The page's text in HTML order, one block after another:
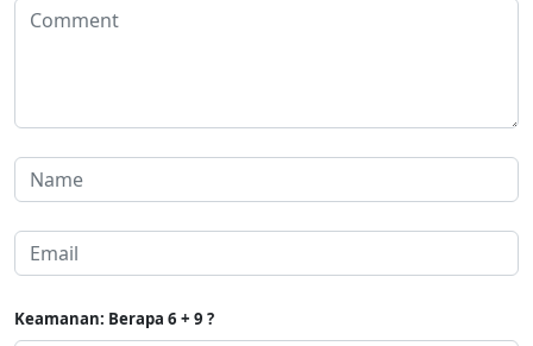
Keamanan: Berapa 6 + 9 ?